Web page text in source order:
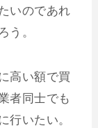
いのであれ
。
高い額で買
者同士でも
いたい。